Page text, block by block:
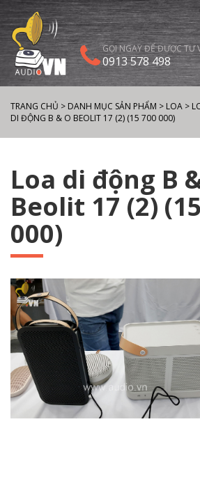
GỌI NGAY ĐỂ ĐƯỢC TƯ
0913 578 498
TRANG CHỦ > DANH MỤC SẢN PHẨM > LOA >
DI ĐỘNG B & O BEOLIT 17 (2) (15 700 000)
Loa di động B
Beolit 17 (2)
000)